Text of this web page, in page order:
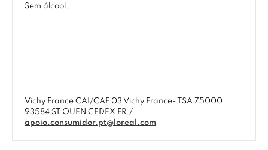
Sem álcool.
Vichy France CAI/CAF 03 Vichy France- TSA 75000
93584 ST OUEN CEDEX FR./
apoio.consumidor.pt@loreal.com